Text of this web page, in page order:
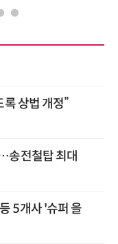
록 상법 개정”
송전철탑 최대
5개사 '슈퍼 을